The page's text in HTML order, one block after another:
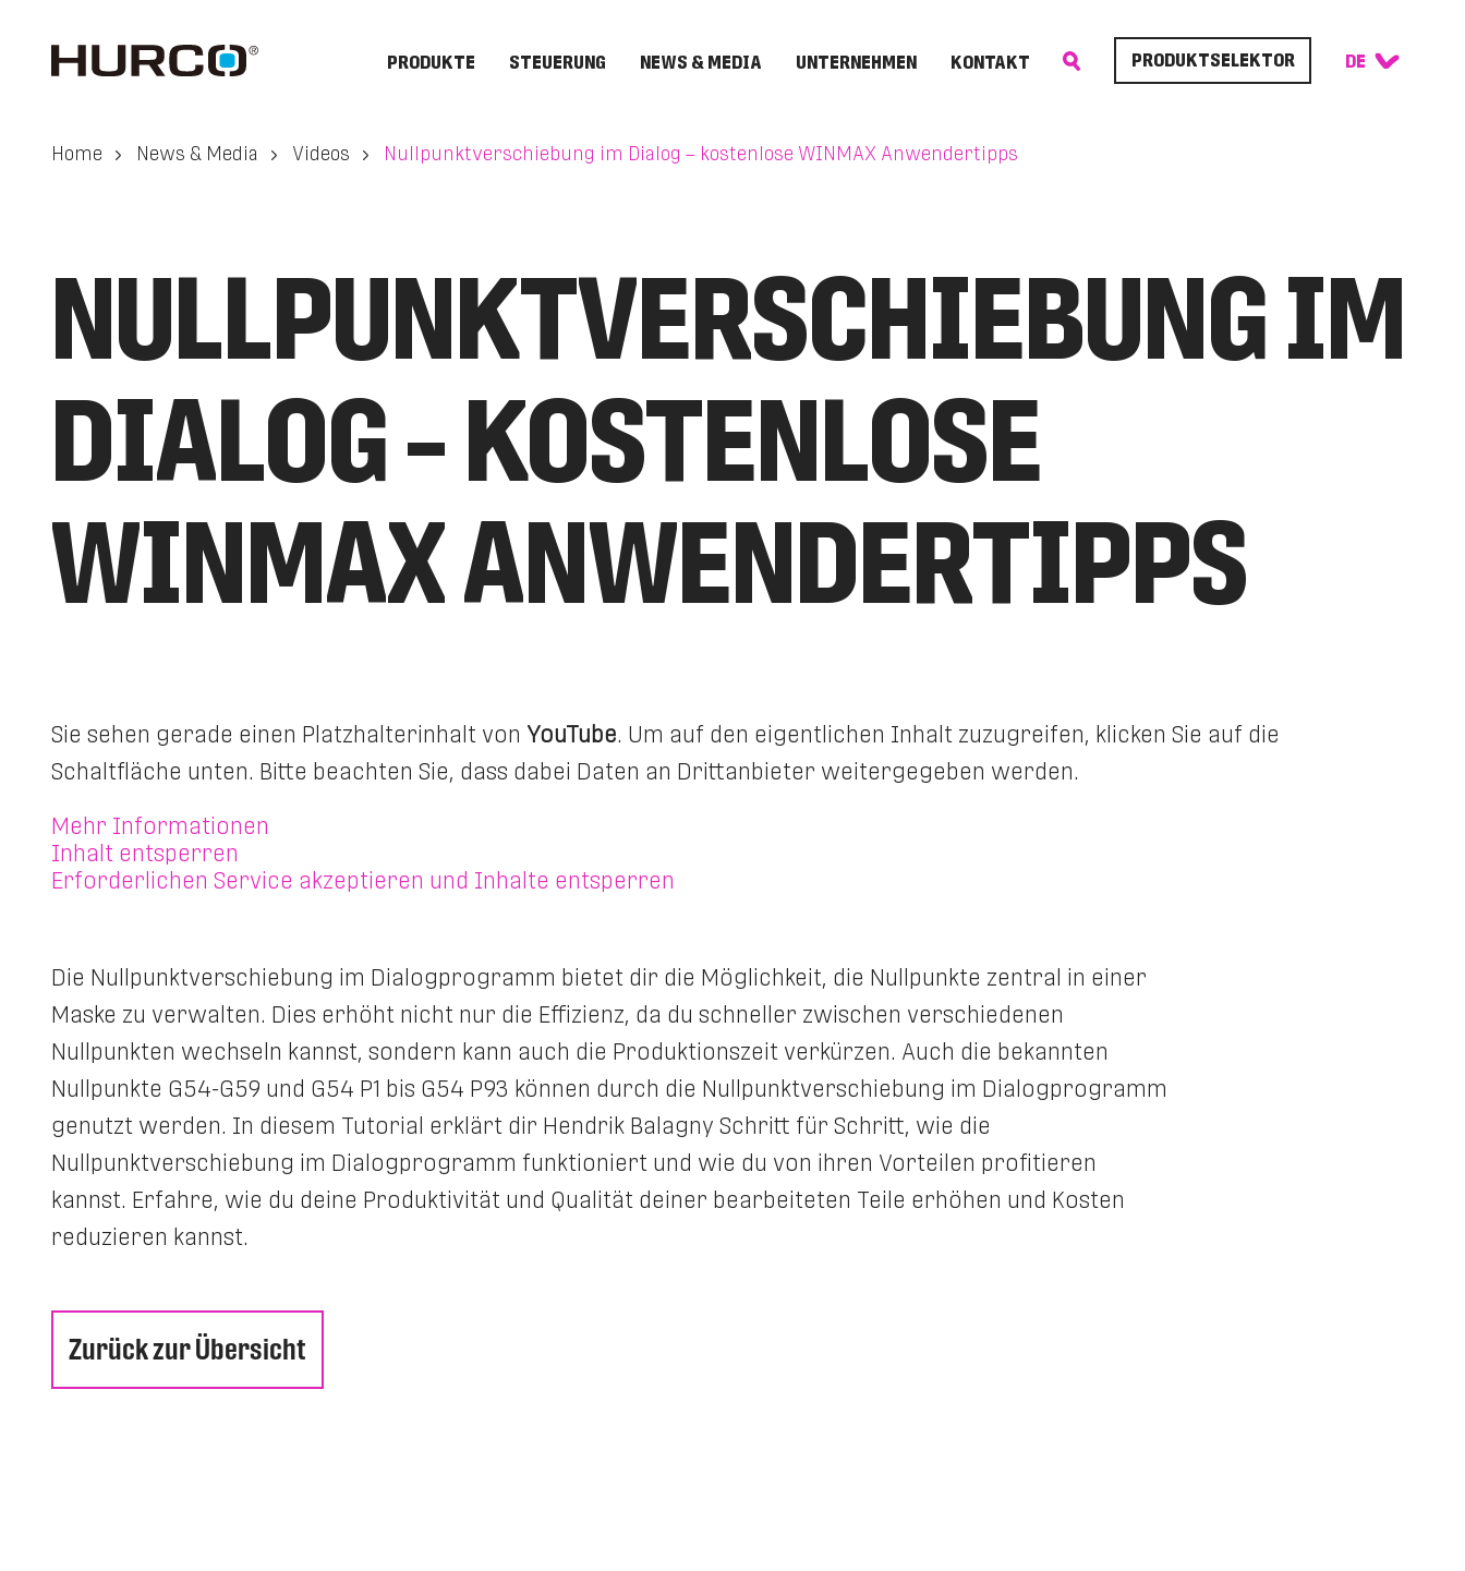
PRODUKTE STEUERUNG NEWS & MEDIA UNTERNEHMEN KONTAKT PRODUKTSELEKTOR
Home News & Media Videos Nullpunkt­verschiebung im Dialog – kostenlose WINMAX Anwendertipps
NULLPUNKT­VERSCHIEBUNG IM
DIALOG – KOSTENLOSE
WINMAX ANWENDERTIPPS
Sie sehen gerade einen Platzhalterinhalt von YouTube. Um auf den eigentlichen Inhalt zuzugreifen, klicken Sie auf die
Schaltfläche unten. Bitte beachten Sie, dass dabei Daten an Drittanbieter weitergegeben werden.
Mehr Informationen
Inhalt entsperren
Erforderlichen Service akzeptieren und Inhalte entsperren
Die Nullpunktverschiebung im Dialogprogramm bietet dir die Möglichkeit, die Nullpunkte zentral in einer
Maske zu verwalten. Dies erhöht nicht nur die Effizienz, da du schneller zwischen verschiedenen
Nullpunkten wechseln kannst, sondern kann auch die Produktionszeit verkürzen. Auch die bekannten
Nullpunkte G54-G59 und G54 P1 bis G54 P93 können durch die Nullpunktverschiebung im Dialogprogramm
genutzt werden. In diesem Tutorial erklärt dir Hendrik Balagny Schritt für Schritt, wie die
Nullpunktverschiebung im Dialogprogramm funktioniert und wie du von ihren Vorteilen profitieren
kannst. Erfahre, wie du deine Produktivität und Qualität deiner bearbeiteten Teile erhöhen und Kosten
reduzieren kannst.
Zurück zur Übersicht